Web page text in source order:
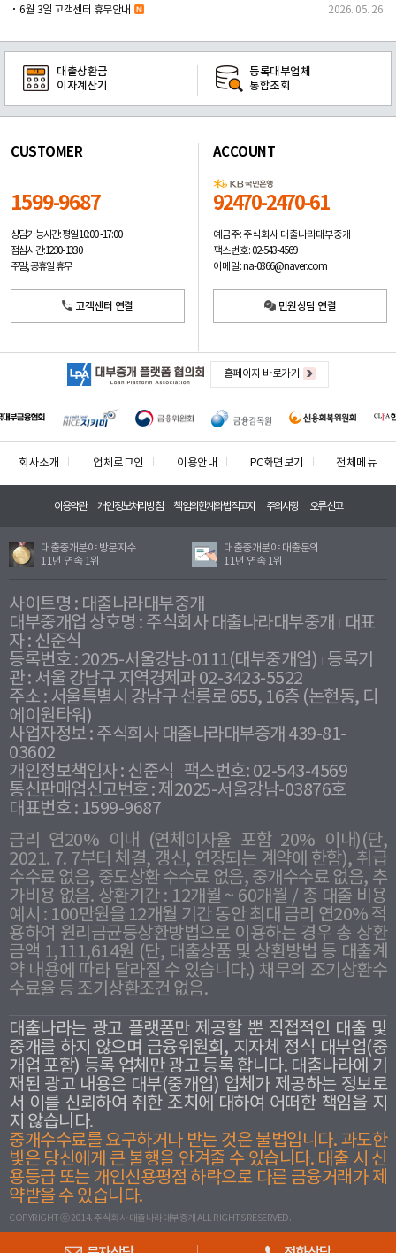
6월 3일 고객센터 휴무안내 2026. 05. 26
대출상환금
이자계산기
등록대부업체
통합조회
CUSTOMER
1599-9687
상담가능시간: 평일10:00 -17:00
점심시간: 12:30 - 13:30
주말, 공휴일 휴무
고객센터 연결
ACCOUNT
92470-2470-61
예금주: 주식회사 대출나라대부중개
팩스번호: 02-543-4569
이메일: na-0366@naver.com
민원상담 연결
홈페이지 바로가기
회사소개 업체로그인 이용안내 PC화면보기 전체메뉴
이용약관 개인정보처리방침 책임의한계와법적고지 주의사항 오류신고
대출중개분야 방문자수
11년 연속 1위
대출중개분야 대출문의
11년 연속 1위
사이트명 : 대출나라대부중개
대부중개업 상호명 : 주식회사 대출나라대부중개
대표
자 : 신준식
등록번호 : 2025-서울강남-0111(대부중개업) 등록기
관 : 서울 강남구 지역경제과 02-3423-5522
주소 : 서울특별시 강남구 선릉로 655, 16층 (논현동, 디
에이원타워)
사업자정보 : 주식회사 대출나라대부중개 439-81-
03602
개인정보책임자 : 신준식
팩스번호: 02-543-4569
통신판매업신고번호 : 제2025-서울강남-03876호
대표번호 : 1599-9687
금리 연20% 이내 (연체이자율 포함 20% 이내)(단,
2021. 7. 7부터 체결, 갱신, 연장되는 계약에 한함), 취급
수수료 없음, 중도상환 수수료 없음, 중개수수료 없음, 추
가비용 없음. 상환기간 : 12개월 ~ 60개월 / 총 대출 비용
예시 : 100만원을 12개월 기간 동안 최대 금리 연20% 적
용하여 원리금균등상환방법으로 이용하는 경우 총 상환
금액 1,111,614원 (단, 대출상품 및 상환방법 등 대출계
약 내용에 따라 달라질 수 있습니다.) 채무의 조기상환수
수료율 등 조기상환조건 없음.
대출나라는 광고 플랫폼만 제공할 뿐 직접적인 대출 및
중개를 하지 않으며 금융위원회, 지자체 정식 대부업(중
개업 포함) 등록 업체만 광고 등록 합니다. 대출나라에 기
재된 광고 내용은 대부(중개업) 업체가 제공하는 정보로
서 이를 신뢰하여 취한 조치에 대하여 어떠한 책임을 지
지 않습니다.
중개수수료를 요구하거나 받는 것은 불법입니다. 과도한
빛은 당신에게 큰 불행을 안겨줄 수 있습니다. 대출 시 신
용등급 또는 개인신용평점 하락으로 다른 금융거래가 제
약받을 수 있습니다.
COPYRIGHT ⓒ 2014. 주식회사 대출나라대부중개 ALL RIGHTS RESERVED.